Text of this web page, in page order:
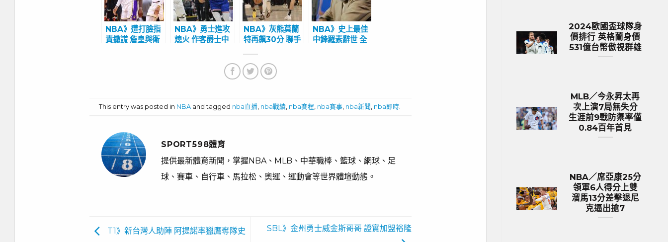
NBA》遭打臉指
責撒謊 詹皇與衛
NBA》勇士進攻
熄火 作客爵士中
NBA》灰熊莫蘭
特再飆30分 聯手
NBA》史上最佳
中鋒羅素辭世 全
This entry was posted in NBA and tagged nba直播 nba戰績 nba賽程 nba賽事 nba新聞 nba即時
SPORT598體育
提供最新體育新聞，掌握NBA、MLB、中華職棒、籃球、網球、足
球、賽車、自行車、馬拉松、奧運、運動會等世界體壇動態。
T1》新台灣人助陣 阿提諾率獵鷹奪隊史
SBL》金州勇士威金斯哥哥 證實加盟裕隆
2024歐國盃球隊身
價排行 英格蘭身價
531億台幣傲視群雄
MLB／今永昇太再
次上演7局無失分
生涯前9戰防禦率僅
0.84百年首見
NBA／席亞康25分
領軍6人得分上雙
溜馬13分差擊退尼
克逼出搶7